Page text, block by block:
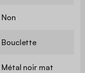
Non
Bouclette
Métal noir mat